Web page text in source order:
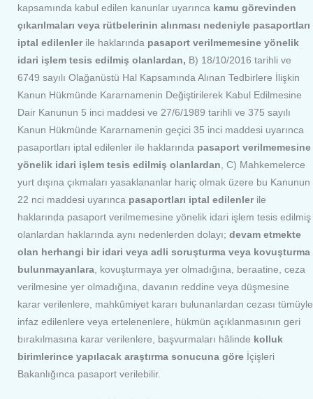
kapsamında kabul edilen kanunlar uyarınca kamu görevinden
çıkarılmaları veya rütbelerinin alınması nedeniyle pasaportları
iptal edilenlerile haklarında pasaport verilmemesine yönelik
idari işlem tesis edilmiş olanlardan, B) 18/10/2016 tarihli ve
6749 sayılı Olağanüstü Hal Kapsamında Alınan Tedbirlere İlişkin
Kanun Hükmünde Kararnamenin Değiştirilerek Kabul Edilmesine
Dair Kanunun 5 inci maddesi ve 27/6/1989 tarihli ve 375 sayılı
Kanun Hükmünde Kararnamenin geçici 35 inci maddesi uyarınca
pasaportları iptal edilenler ile haklarında pasaport verilmemesine
yönelik idari işlem tesis edilmiş olanlardan , C) Mahkemelerce
yurt dışına çıkmaları yasaklananlar hariç olmak üzere bu Kanunun
22 nci maddesi uyarınca pasaportları iptal edilenlerile
haklarında pasaport verilmemesine yönelik idari işlem tesis edilmiş
olanlardan haklarında aynı nedenlerden dolayı; devam etmekte
olan herhangi bir idari veya adli soruşturma veya kovuşturma
bulunmayanlara , kovuşturmaya yer olmadığına, beraatine, ceza
verilmesine yer olmadığına, davanın reddine veya düşmesine
karar verilenlere, mahkûmiyet kararı bulunanlardan cezası tümüyle
infaz edilenlere veya ertelenenlere, hükmün açıklanmasının geri
bırakılmasına karar verilenlere, başvurmaları hâlinde kolluk
birimlerince yapılacak araştırma sonucuna göre İçişleri
Bakanlığınca pasaport verilebilir.